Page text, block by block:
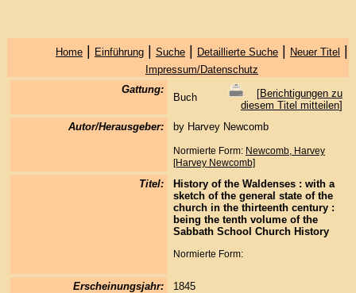
Home| Einführung| Suche| Detaillierte Suche| Neuer Titel |
Impressum/Datenschutz
Gattung:
Buch [Berichtigungen zu
diesem Titel mitteilen]
Autor/Herausgeber:
by Harvey Newcomb
Normierte Form: Newcomb, Harvey
[Harvey Newcomb]
Titel:
History of the Waldenses : with a
sketch of the general state of the
church in the thirteenth century :
being the tenth volume of the
Sabbath School Church History
Normierte Form:
Erscheinungsjahr:
1845